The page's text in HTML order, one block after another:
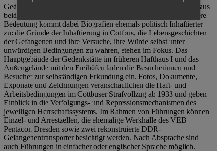
Gedenkstätte Zuchthaus Cottbus Beispiele politischen Unrechts aus
beiden deutschen Diktaturen des 20. Jahrhunderts. Eine besondere
Bedeutung kommt dabei Biografien ehemals politisch Inhaftierter
zu: die Gründe der Inhaftierung in Cottbus, die Lebensgeschichten
der Gefangenen und ihre Versuche, ihre Würde selbst unter
unwürdigen Bedingungen zu wahren, stehen im Fokus. Das
Hauptgebäude der Gedenkstätte im früheren Hafthaus I und das
Außengelände mit den Freihöfen laden die Besucherinnen und
Besucher zur selbständigen Erkundung ein. Fotos, Dokumente,
Exponate und Zeichnungen veranschaulichen die Haft- und
Arbeitsbedingungen im Cottbuser Strafvollzug ab 1933 und geben
Einblick in die Verfolgungs- und Repressionsmechanismen des
jeweiligen Herrschaftssystems. Im Rahmen von Führungen können
Einzel- und Arrestzellen, die ehemalige Werkhalle des VEB
Pentacon Dresden sowie zwei rekonstruierte DDR-
Gefangenentransporter besichtigt werden. Nach Absprache sind
auch Führungen in einfacher oder englischer Sprache möglich.